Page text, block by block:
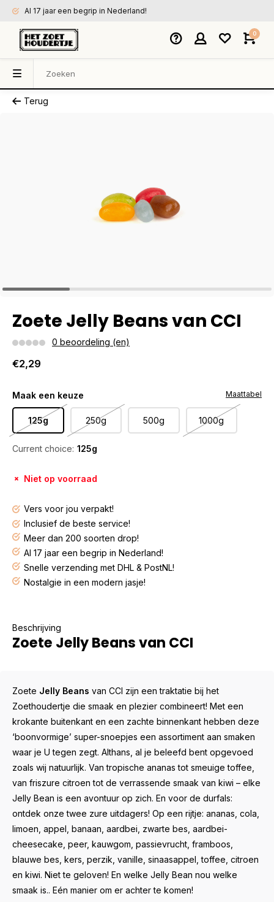
Al 17 jaar een begrip in Nederland!
0
Terug
Zoete Jelly Beans van CCI
0 beoordeling (en)
€2,29
Maak een keuze
125g 250g 500g 1000g
Current choice: 125g
Maattabel
Niet op voorraad
Vers voor jou verpakt!
Inclusief de beste service!
Meer dan 200 soorten drop!
Al 17 jaar een begrip in Nederland!
Snelle verzending met DHL & PostNL!
Nostalgie in een modern jasje!
Beschrijving
Zoete Jelly Beans van CCI
Zoete Jelly Beans van CCI zijn een traktatie bij het
Zoethoudertje die smaak en plezier combineert! Met een
krokante buitenkant en een zachte binnenkant hebben deze
‘boonvormige’ super-snoepjes een assortiment aan smaken
waar je U tegen zegt. Althans, al je beleefd bent opgevoed
zoals wij natuurlijk. Van tropische ananas tot smeuige toffee,
van friszure citroen tot de verrassende smaak van kiwi – elke
Jelly Bean is een avontuur op zich. En voor de durfals:
ontdek onze twee zure uitdagers! Op een rijtje: ananas, cola,
limoen, appel, banaan, aardbei, zwarte bes, aardbei-
cheesecake, peer, kauwgom, passievrucht, framboos,
blauwe bes, kers, perzik, vanille, sinaasappel, toffee, citroen
en kiwi. Niet te geloven! En welke Jelly Bean nou welke
smaak is.. Eén manier om er achter te komen!